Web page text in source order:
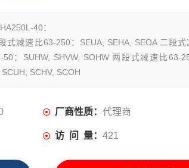
40：
式减速比63-250：SEUA, SEHA, SEOA 二段
：SUHW, SHVW, SOHW 两段式减速比63-
SCHV, SCOH
厂商性质： 代理商
访 问 量： 421